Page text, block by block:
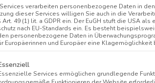
i
v
e
:
verarbeiten personenbezogene Daten in
dieser Services willigen Sie auch in die
Art. 49 (1) lit. a GDPR ein. Der EuGH stuft die USA
nach EU-Standards ein. Es besteht
personenbezogene Daten in
Europäerinnen und Europäer eine Klagemöglichkeit
eine Liste der Service-Gruppen,
Services ermöglichen grundlegende